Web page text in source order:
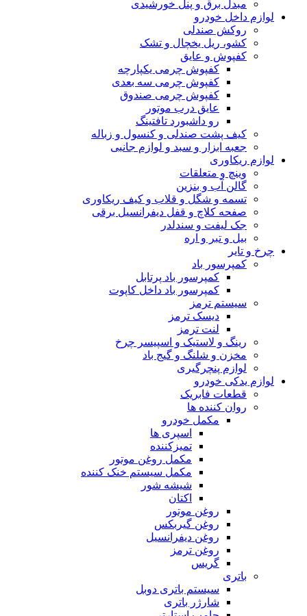
مبدل برق و پنل خورشیدی
لوازم داخل خودرو
روکش صندلی
کشو، ریل یخچال و تشک
کفپوش و عایق
کفپوش چرمی یکپارچه
کفپوش چرمی سه بعدی
کفپوش چرمی صندوق
عایق درب موتور
رو داشبورد تافتینگ
کیف پشت صندلی و کنسول و زباله
جعبه ابزار و سبد و لوازم جانبی
لوازم ریکاوری
وینچ و متعلقات
گالن آب و بنزین
تسمه و شگل و قلاب و کیف ریکاوری
صفحه کلاچ و قفل دیفرانسیل برقی
جک لیفت و سندلدر
بیل و تبر و اره
چرخ و تایر
کمپرسور باد
کمپرسور باد پرتابل
کمپرسور باد داخل کاپوت
سیستم ترمز
دیسک ترمز
لنت ترمز
رینگ و لاستیک و اسپیسر چرخ
مخزن و شلنگ و گیج باد
لوازم پنچرگیری
لوازم یدکی خودرو
قطعات فابریک
روان کننده ها
مکمل خودرو
اسپری ها
تمیزکننده
مکمل روغن موتور
مکمل سیستم خنک کننده
شیشه شور
اکتان
روغن موتور
روغن گیربکس
روغن دیفرانسیل
روغن ترمز
گریس
باتری
سیستم باتری دوبل
شارژر باتری